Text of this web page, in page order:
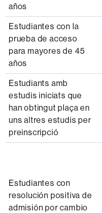
años
Estudiantes con la
prueba de acceso
para mayores de 45
años
Estudiants amb
estudis iniciats que
han obtingut plaça en
uns altres estudis per
preinscripció
Estudiantes con
resolución positiva de
admisión por cambio